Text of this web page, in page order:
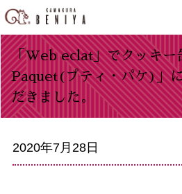
「Web eclat」でクッキー
Paquet(プティ・パケ)」
だきました。
2020年7月28日